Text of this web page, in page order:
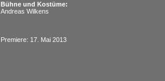
Bühne und Kostüme:
Andreas Wilkens
Premiere: 17. Mai 2013